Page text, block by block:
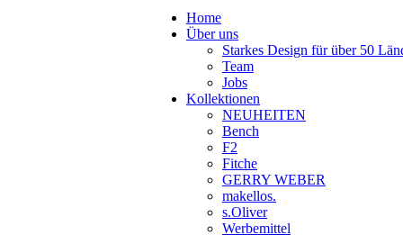
Home
Über uns
Starkes Design für über 50
Team
Jobs
Kollektionen
NEUHEITEN
Bench
F2
Fitche
GERRY WEBER
makellos.
s.Oliver
Werbemittel